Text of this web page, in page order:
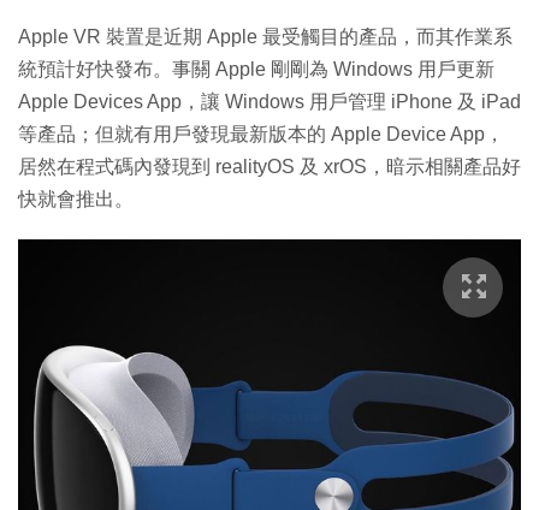
Apple VR 裝置是近期 Apple 最受觸目的產品，而其作業系
統預計好快發布。事關 Apple 剛剛為 Windows 用戶更新
Apple Devices App，讓 Windows 用戶管理 iPhone 及 iPad
等產品；但就有用戶發現最新版本的 Apple Device App，
居然在程式碼內發現到 realityOS 及 xrOS，暗示相關產品好
快就會推出。